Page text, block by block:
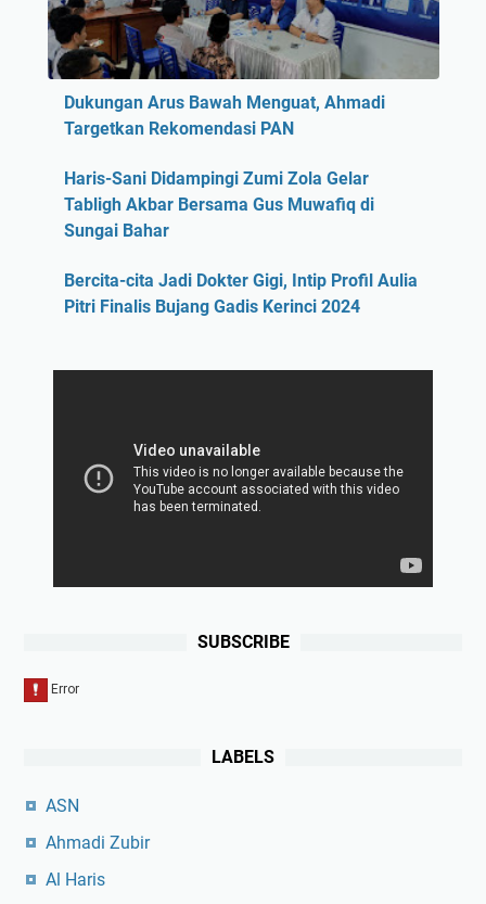
Dukungan Arus Bawah Menguat, Ahmadi
Targetkan Rekomendasi PAN
Haris-Sani Didampingi Zumi Zola Gelar
Tabligh Akbar Bersama Gus Muwafiq di
Sungai Bahar
Bercita-cita Jadi Dokter Gigi, Intip Profil Aulia
Pitri Finalis Bujang Gadis Kerinci 2024
SUBSCRIBE
LABELS
ASN
Ahmadi Zubir
Al Haris